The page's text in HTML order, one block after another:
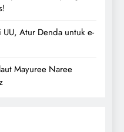
Atur Denda untuk e-
Mayuree Naree